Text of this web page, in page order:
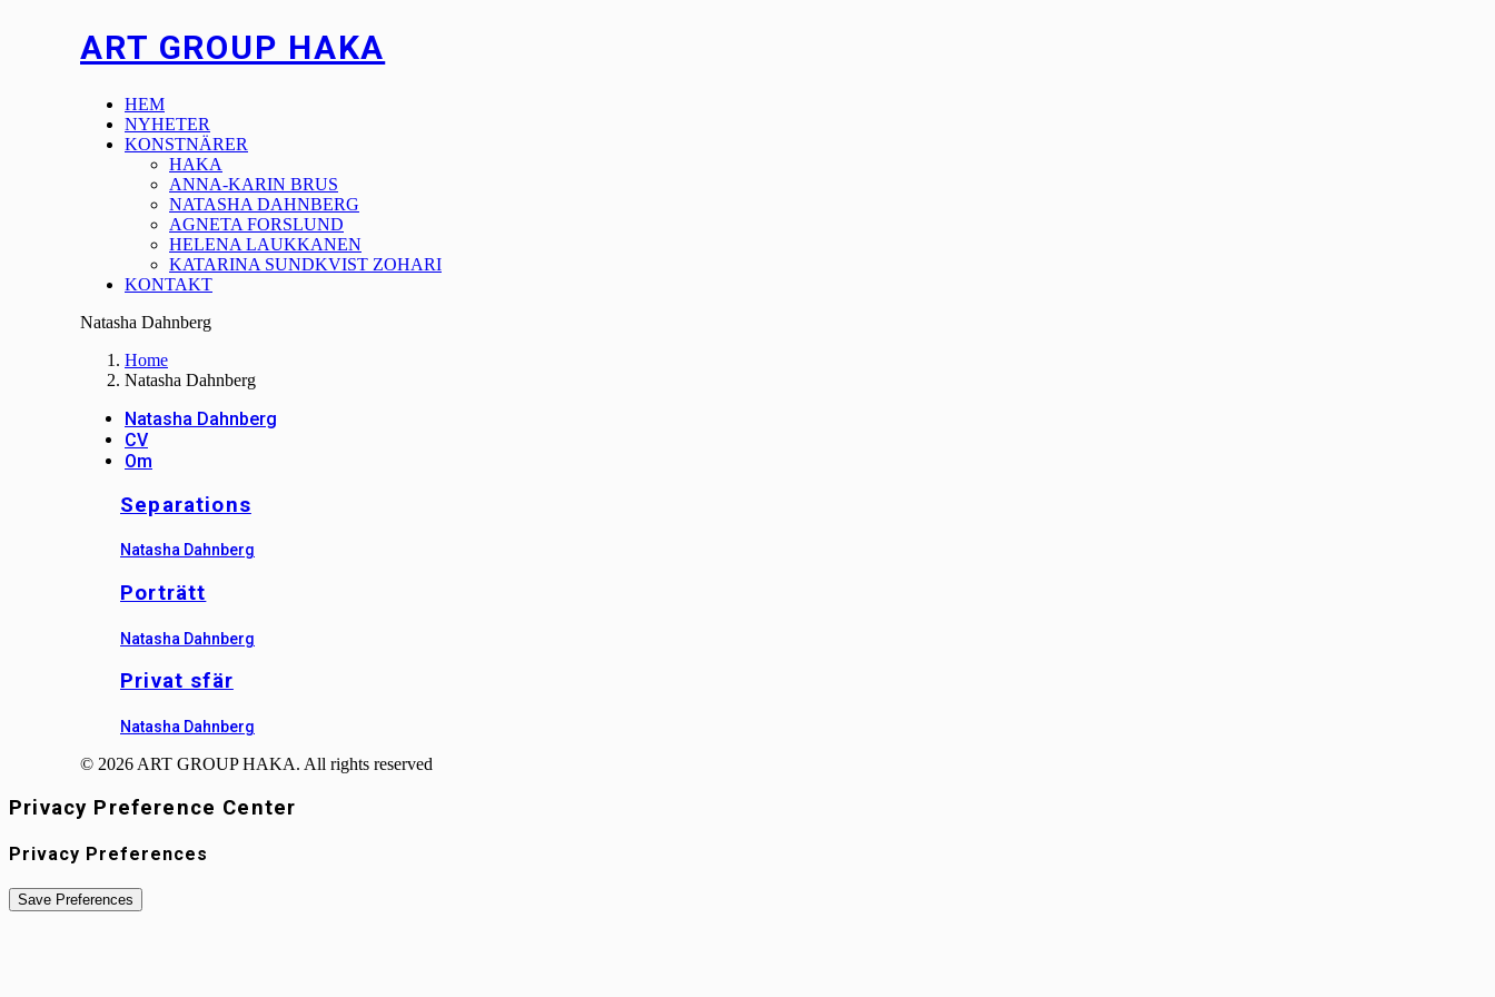
ART GROUP HAKA
HEM
NYHETER
KONSTNÄRER
HAKA
ANNA-KARIN BRUS
NATASHA DAHNBERG
AGNETA FORSLUND
HELENA LAUKKANEN
KATARINA SUNDKVIST ZOHARI
KONTAKT
Natasha Dahnberg
Home
Natasha Dahnberg
Natasha Dahnberg
CV
Om
Separations
Natasha Dahnberg
Porträtt
Natasha Dahnberg
Privat sfär
Natasha Dahnberg
© 2026 ART GROUP HAKA. All rights reserved
Privacy Preference Center
Privacy Preferences